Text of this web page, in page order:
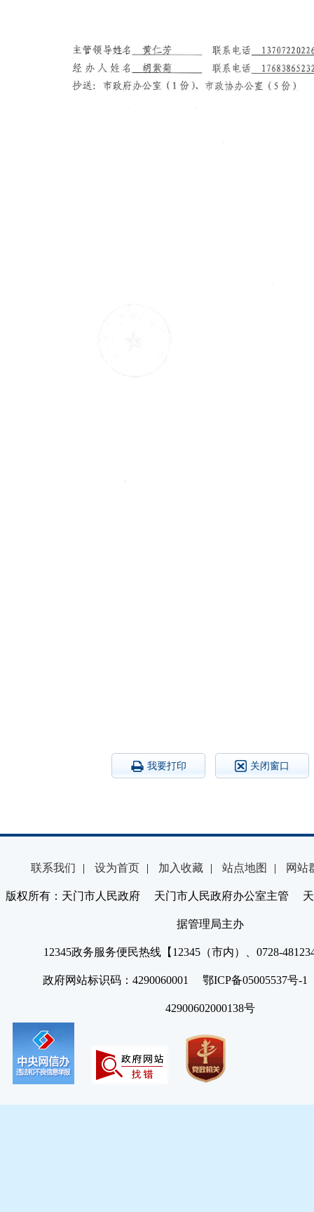
我要打印 关闭窗口
联系我们 | 设为首页 | 加入收藏 | 站点地图 | 网站
版权所有：天门市人民政府 天门市人民政府办公室主管 天
据管理局主办
12345政务服务便民热线【12345（市内）、0728-
政府网站标识码：4290060001 鄂ICP备05005537号
42900602000138号